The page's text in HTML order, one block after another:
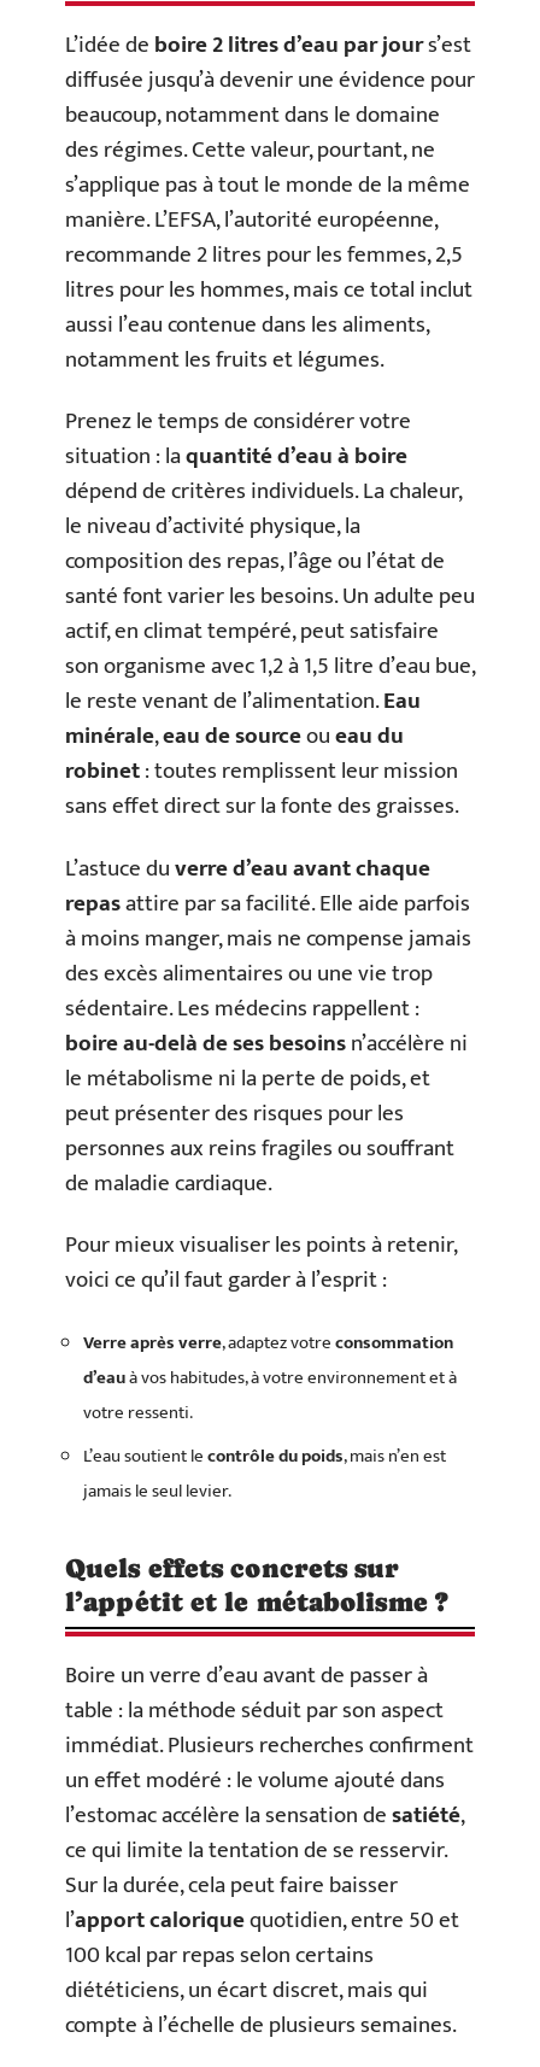
L’idée deboire 2 litres d’eau par jours’est
diffusée jusqu’à devenir une évidence pour
beaucoup, notamment dans le domaine
des régimes. Cette valeur, pourtant, ne
s’applique pas à tout le monde de la même
manière. L’EFSA, l’autorité européenne,
recommande 2 litres pour les femmes, 2,5
litres pour les hommes, mais ce total inclut
aussi l’eau contenue dans les aliments,
notamment les fruits et légumes.
Prenez le temps de considérer votre
situation : laquantité d’eau à boire
dépend de critères individuels. La chaleur,
le niveau d’activité physique, la
composition des repas, l’âge ou l’état de
santé font varier les besoins. Un adulte peu
actif, en climat tempéré, peut satisfaire
son organisme avec 1,2 à 1,5 litre d’eau bue,
le reste venant de l’alimentation.Eau
minérale,eau de sourceoueau du
robinet: toutes remplissent leur mission
sans effet direct sur la fonte des graisses.
L’astuce duverre d’eau avant chaque
repasattire par sa facilité. Elle aide parfois
à moins manger, mais ne compense jamais
des excès alimentaires ou une vie trop
sédentaire. Les médecins rappellent :
boire au-delà de ses besoinsn’accélère ni
le métabolisme ni la perte de poids, et
peut présenter des risques pour les
personnes aux reins fragiles ou souffrant
de maladie cardiaque.
Pour mieux visualiser les points à retenir,
voici ce qu’il faut garder à l’esprit :
Verre après verre, adaptez votreconsommation
d’eauà vos habitudes, à votre environnement et à
votre ressenti.
L’eau soutient lecontrôle du poids, mais n’en est
jamais le seul levier.
Quels effets concrets sur
l’appétit et le métabolisme ?
Boire un verre d’eau avant de passer à
table : la méthode séduit par son aspect
immédiat. Plusieurs recherches confirment
un effet modéré : le volume ajouté dans
l’estomac accélère la sensation desatiété,
ce qui limite la tentation de se resservir.
Sur la durée, cela peut faire baisser
l’apport caloriquequotidien, entre 50 et
100 kcal par repas selon certains
diététiciens, un écart discret, mais qui
compte à l’échelle de plusieurs semaines.